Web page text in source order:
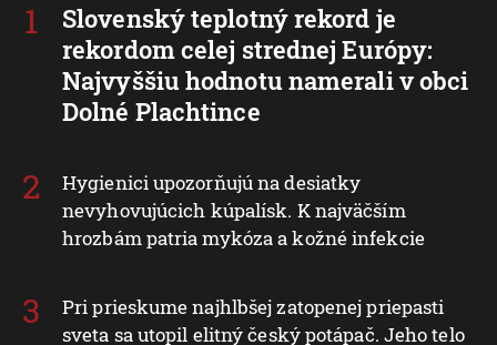
Slovenský teplotný rekord je
rekordom celej strednej Európy:
Najvyššiu hodnotu namerali v obci
Dolné Plachtince
Hygienici upozorňujú na desiatky
nevyhovujúcich kúpalísk. K najväčším
hrozbám patria mykóza a kožné infekcie
Pri prieskume najhlbšej zatopenej priepasti
sveta sa utopil elitný český potápač. Jeho telo